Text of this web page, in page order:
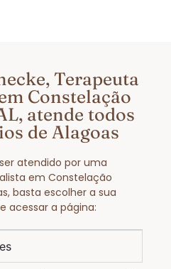
Terapeuta
Constelação
atende todos
de Alagoas
atendido por uma
em Constelação
basta escolher a sua
acessar a página: